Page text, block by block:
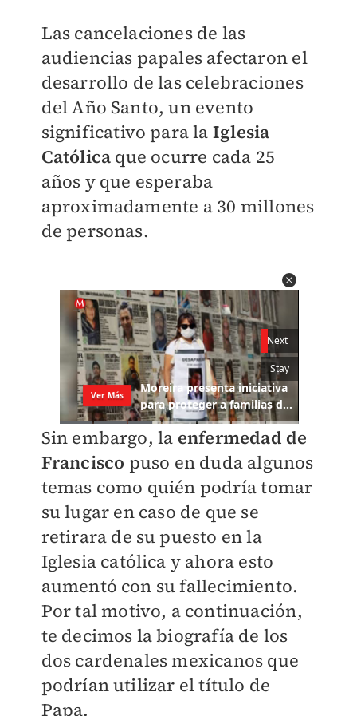
Las cancelaciones de las
audiencias papales afectaron el
desarrollo de las celebraciones
del Año Santo, un evento
significativo para la Iglesia
Católica que ocurre cada 25
años y que esperaba
aproximadamente a 30 millones
de personas.
Sin embargo, la enfermedad de
Francisco puso en duda algunos
temas como quién podría tomar
su lugar en caso de que se
retirara de su puesto en la
Iglesia católica y ahora esto
aumentó con su fallecimiento.
Por tal motivo, a continuación,
te decimos la biografía de los
dos cardenales mexicanos que
podrían utilizar el título de
Papa.